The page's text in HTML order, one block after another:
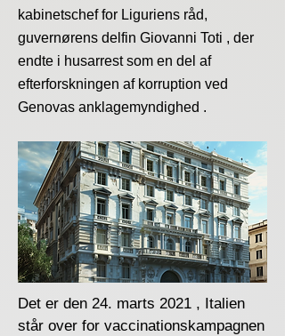
kabinetschef for Liguriens råd,
guvernørens delfin Giovanni Toti , der
endte i husarrest som en del af
efterforskningen af ​​korruption ved
Genovas anklagemyndighed .
Det er den 24. marts 2021 , Italien
står over for vaccinationskampagnen